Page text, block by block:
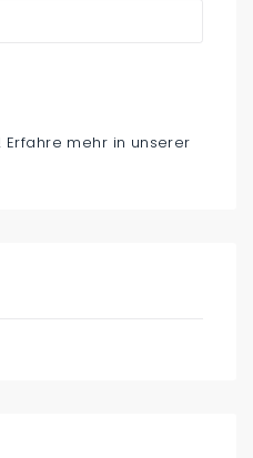
Erfahre mehr in unserer